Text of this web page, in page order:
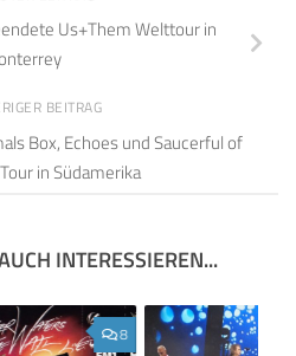
Us+Them Welttour in
BEITRAG
Box, Echoes und Saucerful of
in Südamerika
INTERESSIEREN...
8